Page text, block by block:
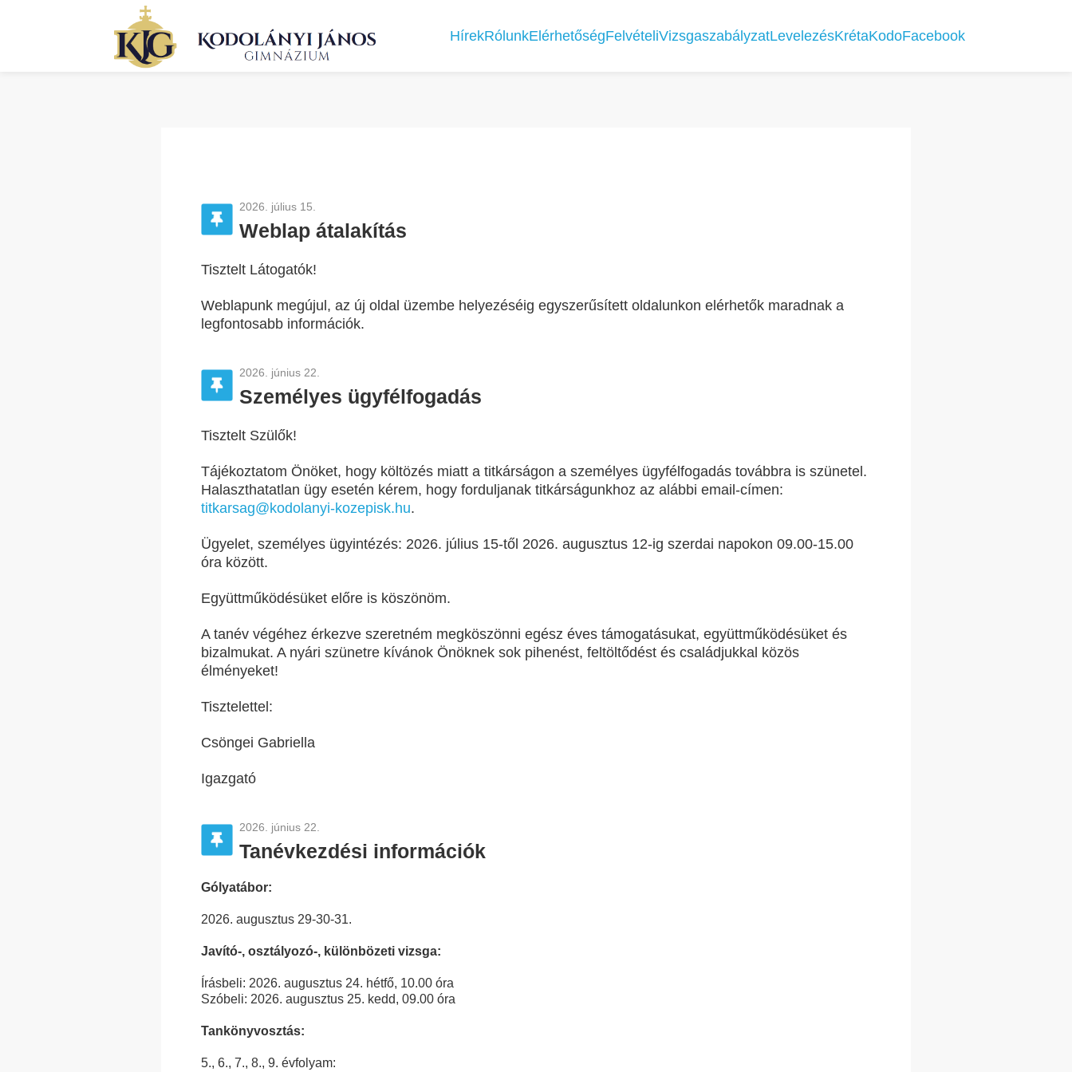
HírekRólunkElérhetőségFelvételiVizsgaszabályzatLevelezésKrétaKodoFacebook
2026. július 15.
Weblap átalakítás
Tisztelt Látogatók!
Weblapunk megújul, az új oldal üzembe helyezéséig egyszerűsített oldalunkon elérhetők maradnak a
legfontosabb információk.
2026. június 22.
Személyes ügyfélfogadás
Tisztelt Szülők!
Tájékoztatom Önöket, hogy költözés miatt a titkárságon a személyes ügyfélfogadás továbbra is szünetel.
Halaszthatatlan ügy esetén kérem, hogy forduljanak titkárságunkhoz az alábbi email-címen:
titkarsag@kodolanyi-kozepisk.hu.
Ügyelet, személyes ügyintézés: 2026. július 15-től 2026. augusztus 12-ig szerdai napokon 09.00-15.00
óra között.
Együttműködésüket előre is köszönöm.
A tanév végéhez érkezve szeretném megköszönni egész éves támogatásukat, együttműködésüket és
bizalmukat. A nyári szünetre kívánok Önöknek sok pihenést, feltöltődést és családjukkal közös
élményeket!
Tisztelettel:
Csöngei Gabriella
Igazgató
2026. június 22.
Tanévkezdési információk
Gólyatábor:
2026. augusztus 29-30-31.
Javító-, osztályozó-, különbözeti vizsga:
Írásbeli: 2026. augusztus 24. hétfő, 10.00 óra
Szóbeli: 2026. augusztus 25. kedd, 09.00 óra
Tankönyvosztás:
5., 6., 7., 8., 9. évfolyam: